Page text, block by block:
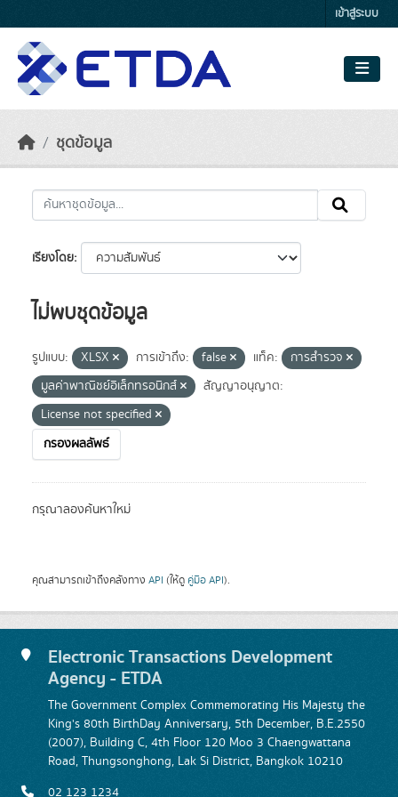
เข้าสู่ระบบ
ชุดข้อมูล
เรียงโดย
ไม่พบชุดข้อมูล
รูปแบบ: XLSX การเข้าถึง: false แท็ค:
การสำรวจ
มูลค่าพาณิชย์อิเล็กทรอนิกส์
สัญญาอนุญาต:
License not specified
กรองผลลัพธ์
กรุณาลองค้นหาใหม่
คุณสามารถเข้าถึงคลังทาง API (ให้ดู คู่มือ API).
Electronic Transactions Development
Agency - ETDA
The Government Complex Commemorating His Majesty the
King's 80th BirthDay Anniversary, 5th December, B.E.2550
(2007), Building C, 4th Floor 120 Moo 3 Chaengwattana
Road, Thungsonghong, Lak Si District, Bangkok 10210
02 123 1234